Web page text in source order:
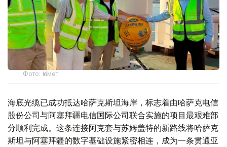
Фото: Үкімет
海底光缆已成功抵达哈萨克斯坦海岸，标志着由哈萨克电信
股份公司与阿塞拜疆电信国际公司联合实施的项目最艰难部
分顺利完成。这条连接阿克套与苏姆盖特的新路线将哈萨克
斯坦与阿塞拜疆的数字基础设施紧密相连，成为一条贯通亚